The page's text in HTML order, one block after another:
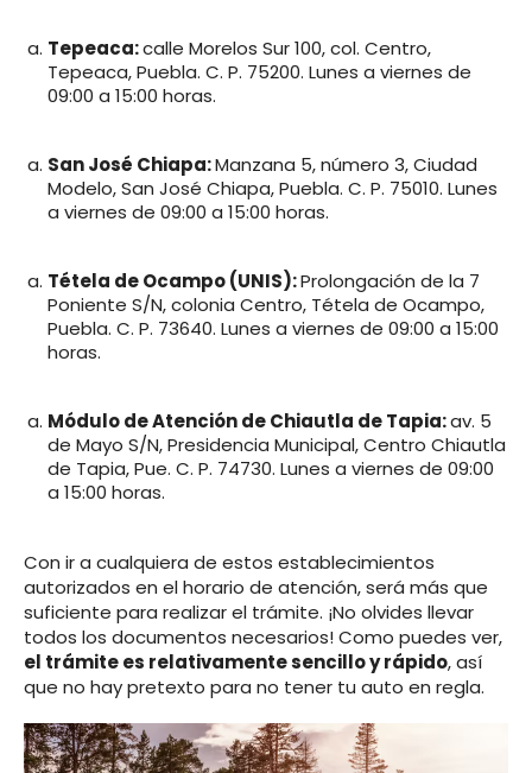
Tepeaca:calle Morelos Sur 100, col. Centro,
Tepeaca, Puebla. C. P. 75200. Lunes a viernes de
09:00 a 15:00 horas.
San José Chiapa:Manzana 5, número 3, Ciudad
Modelo, San José Chiapa, Puebla. C. P. 75010. Lunes
a viernes de 09:00 a 15:00 horas.
Tétela de Ocampo (UNIS):Prolongación de la 7
Poniente S/N, colonia Centro, Tétela de Ocampo,
Puebla. C. P. 73640. Lunes a viernes de 09:00 a 15:00
horas.
Módulo de Atención de Chiautla de Tapia:av. 5
de Mayo S/N, Presidencia Municipal, Centro Chiautla
de Tapia, Pue. C. P. 74730. Lunes a viernes de 09:00
a 15:00 horas.
Con ir a cualquiera de estos establecimientos
autorizados en el horario de atención, será más que
suficiente para realizar el trámite. ¡No olvides llevar
todos los documentos necesarios! Como puedes ver,
el trámite es relativamente sencillo y rápido, así
que no hay pretexto para no tener tu auto en regla.